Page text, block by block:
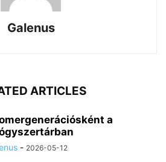
Galenus
ARTICLES
a
- 2026-05-12